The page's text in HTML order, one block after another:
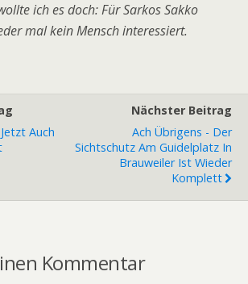
ich es doch: Für Sarkos Sakko
mal kein Mensch interessiert.
Auch
Nächster Beitrag
Ach Übrigens - Der
Sichtschutz Am Guidelplatz In
Brauweiler Ist Wieder
Komplett
Kommentar